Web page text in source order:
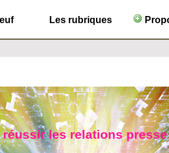
Les rubriques
les relations